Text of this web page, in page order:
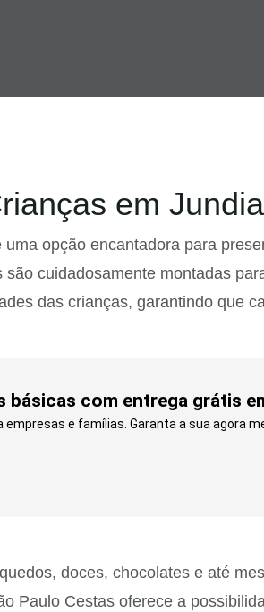
em
opção encantadora para
cuidadosamente montadas
das crianças, garantindo que
básicas com entrega grátis
e famílias. Garanta a sua agora
doces, chocolates e até
Paulo Cestas oferece a